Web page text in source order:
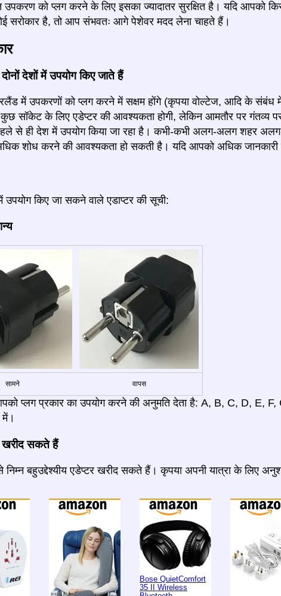
उपकरण को प्लग करने के लिए इसका ज्यादातर सुरक्षित है। यदि आपको
सरोकार है, तो आप संभवतः आगे पेशेवर मदद लेना चाहते हैं।
देशों में उपयोग किए जाते हैं
में उपकरणों को प्लग करने में सक्षम होंगे (कृपया वोल्टेज, आदि के संबंध
सॉकेट के लिए एडेप्टर की आवश्यकता होगी, लेकिन आमतौर पर गंतव्य पर
से ही देश में उपयोग किया जा रहा है। कभी-कभी अलग-अलग शहर
शोध करने की आवश्यकता हो सकती है। यदि आपको अधिक जानकारी
उपयोग किए जा सकने वाले एडाप्टर की सूची:
सामने वापस
प्लग प्रकार का उपयोग करने की अनुमति देता है: A, B, C, D,
खरीद सकते हैं
बहुउद्देश्यीय एडेप्टर खरीद सकते हैं। कृपया अपनी यात्रा के लिए
Bose QuietComfort
35 II Wireless